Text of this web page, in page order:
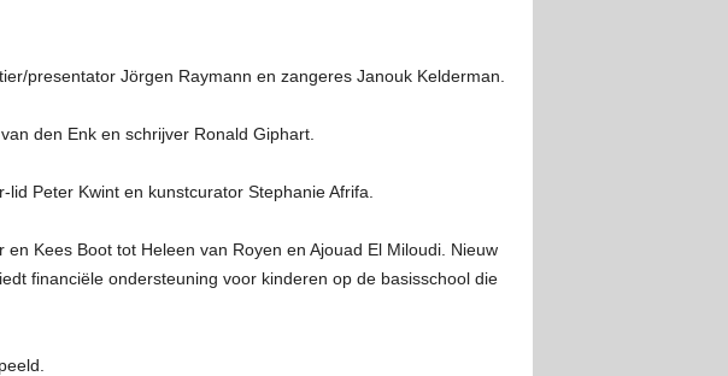
presentator Jörgen Raymann en zangeres Janouk Kelderman.
den Enk en schrijver Ronald Giphart.
Peter Kwint en kunstcurator Stephanie Afrifa.
Kees Boot tot Heleen van Royen en Ajouad El Miloudi. Nieuw
financiële ondersteuning voor kinderen op de basisschool die